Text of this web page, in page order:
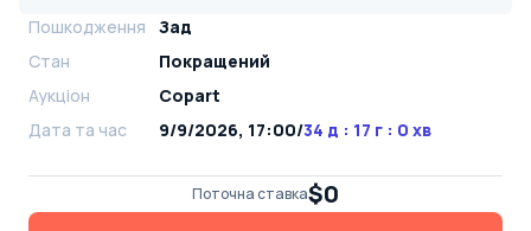
Пошкодження
Зад
Стан
Покращений
Аукціон
Copart
Дата та час
9/9/2026, 17:00/34 д : 17 г : 0 хв
Поточна ставка$0